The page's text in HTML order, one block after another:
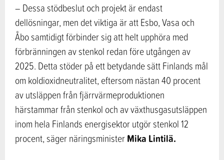
– Dessa stödbeslut och projekt är endast
dellösningar, men det viktiga är att Esbo, Vasa och
Åbo samtidigt förbinder sig att helt upphöra med
förbränningen av stenkol redan före utgången av
2025. Detta stöder på ett betydande sätt Finlands mål
om koldioxidneutralitet, eftersom nästan 40 procent
av utsläppen från fjärrvärmeproduktionen
härstammar från stenkol och av växthusgasutsläppen
inom hela Finlands energisektor utgör stenkol 12
procent, säger näringsministerMika Lintilä.